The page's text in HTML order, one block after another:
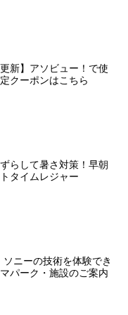
更新】アソビュー！で使
クーポンはこちら
らして暑さ対策！早朝
タイムレジャー
ソニーの技術を体験でき
パーク・施設のご案内